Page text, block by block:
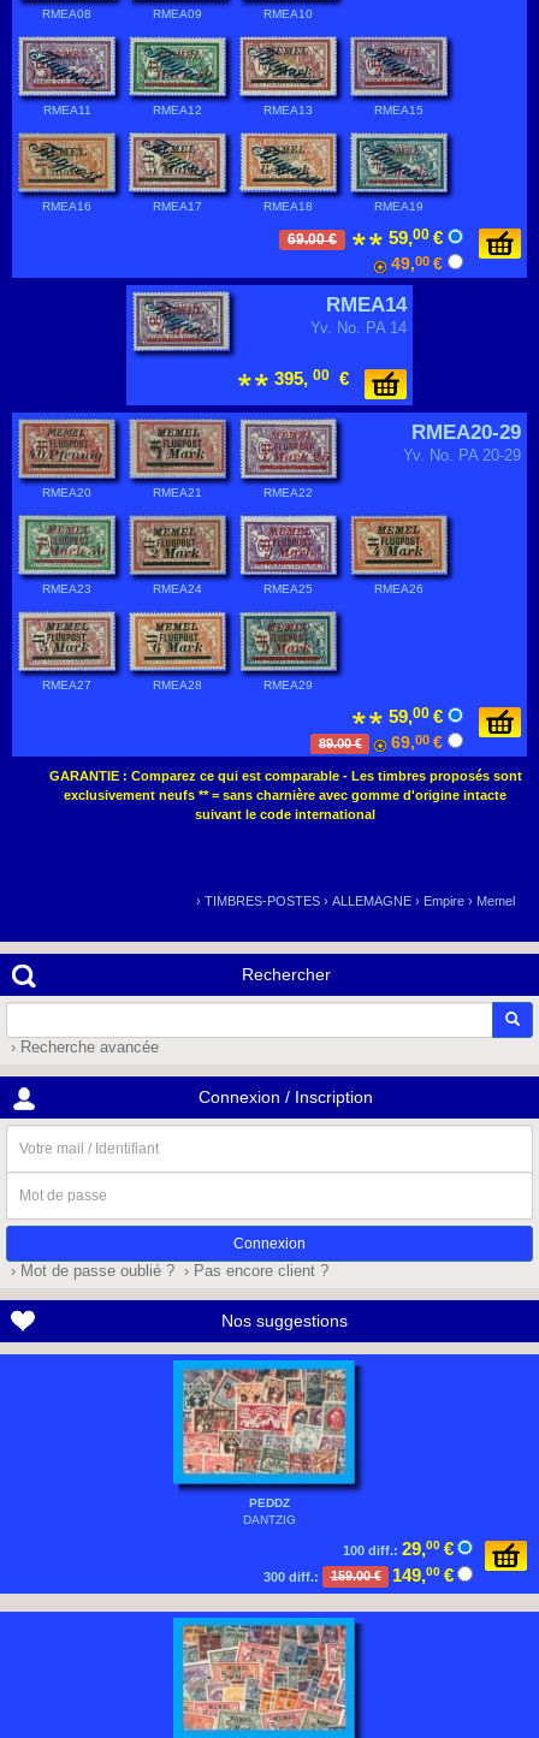
RMEA08 RMEA09 RMEA10
RMEA11 RMEA12 RMEA13 RMEA15
RMEA16 RMEA17 RMEA18 RMEA19
69.00 € 59,00 €
49,00 €
RMEA14
Yv. No. PA 14
395, 00 €
RMEA20-29
Yv. No. PA 20-29
RMEA20 RMEA21 RMEA22
RMEA23 RMEA24 RMEA25 RMEA26
RMEA27 RMEA28 RMEA29
59,00 €
89.00 € 69,00 €
GARANTIE : Comparez ce qui est comparable - Les timbres proposés sont
exclusivement neufs ** = sans charnière avec gomme d'origine intacte
suivant le code international
› TIMBRES-POSTES › ALLEMAGNE › Empire › Memel
Rechercher
› Recherche avancée
Connexion / Inscription
mail
/
Identifiant
de
passe
› Mot de passe oublié ? › Pas encore client ?
Nos suggestions
PEDDZ
DANTZIG
100 diff.: 29,00 €
300 diff.: 159.00 € 149,00 €